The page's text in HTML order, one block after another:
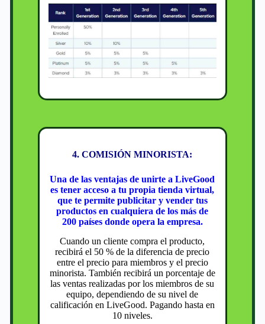
4. COMISIÓN MINORISTA:
Una de las ventajas de unirte a LiveGood
es tener acceso a tu propia tienda virtual,
que te permite publicitar y vender tus
productos en cualquiera de los más de
200 países donde opera la empresa.
Cuando un cliente compra el producto,
recibirá el 50 % de la diferencia de precio
entre el precio para miembros y el precio
minorista. También recibirá un porcentaje de
las ventas realizadas por los miembros de su
equipo, dependiendo de su nivel de
calificación en LiveGood. Pagando hasta en
10 niveles.